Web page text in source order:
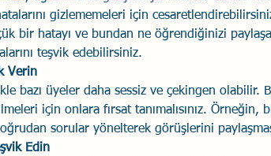
gizlememeleri için
bir hatayı ve bundan ne öğrendiğinizi
teşvik edebilirsiniz.
Verin
bazı üyeler daha sessiz ve çekingen olabilir.
için onlara fırsat tanımalısınız. Örneğin,
sorular yönelterek görüşlerini
Edin